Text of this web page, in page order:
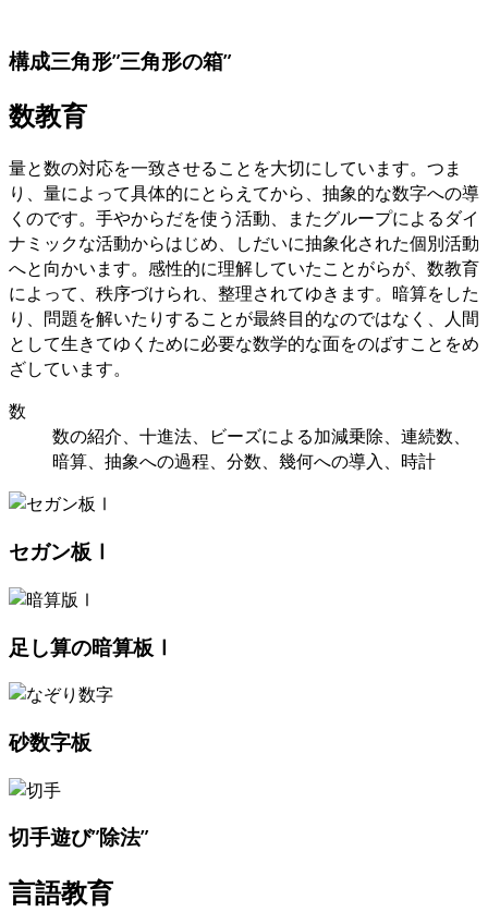
構成三角形”三角形の箱”
数教育
量と数の対応を一致させることを大切にしています。つま
り、量によって具体的にとらえてから、抽象的な数字への導
くのです。手やからだを使う活動、またグループによるダイ
ナミックな活動からはじめ、しだいに抽象化された個別活動
へと向かいます。感性的に理解していたことがらが、数教育
によって、秩序づけられ、整理されてゆきます。暗算をした
り、問題を解いたりすることが最終目的なのではなく、人間
として生きてゆくために必要な数学的な面をのばすことをめ
ざしています。
数
数の紹介、十進法、ビーズによる加減乗除、連続数、
暗算、抽象への過程、分数、幾何への導入、時計
セガン板Ⅰ
足し算の暗算板Ⅰ
砂数字板
切手遊び”除法”
言語教育